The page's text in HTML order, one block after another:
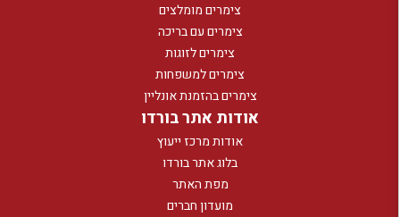
צימרים מומלצים
צימרים עם בריכה
צימרים לזוגות
צימרים למשפחות
צימרים בהזמנת אונליין
אודות אתר בורדו
אודות מרכז ייעוץ
בלוג אתר בורדו
מפת האתר
מועדון חברים